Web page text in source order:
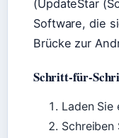
(UpdateStar
Software, die
Brücke zur
Schritt-für-
Laden Sie
Schreiben